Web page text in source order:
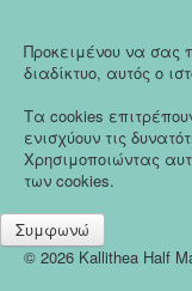
Προκειμένου να σας
διαδίκτυο, αυτός ο
Τα cookies
ενισχύουν τις
Χρησιμοποιώντας
των cookies.
Συμφωνώ
© 2026 Kallithea Half